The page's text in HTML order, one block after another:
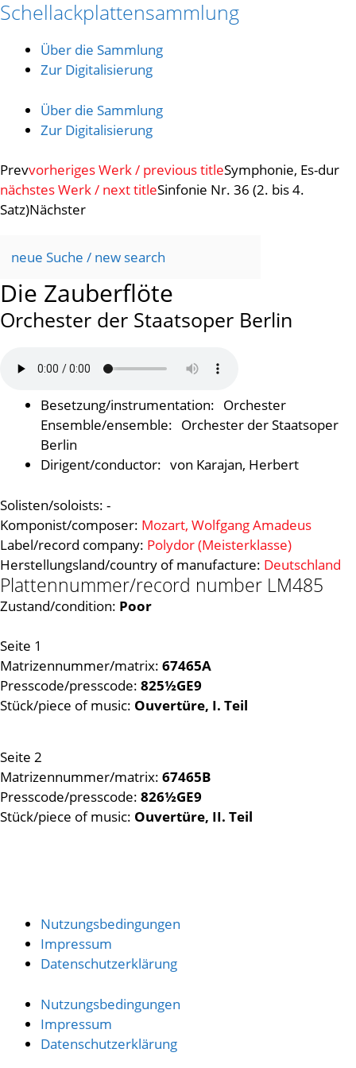
Zum
springen
Schellackplattensammlung
Über die Sammlung
Zur Digitalisierung
Über die Sammlung
Zur Digitalisierung
Prevvorheriges Werk / previous titleSymphonie, Es-dur
nächstes Werk / next titleSinfonie Nr. 36 (2. bis 4.
Satz)Nächster
neue Suche / new search
Die Zauberflöte
Orchester der Staatsoper Berlin
Orchester
Orchester der Staatsoper
Berlin
von Karajan, Herbert
Solisten/soloists: -
Komponist/composer: Mozart, Wolfgang Amadeus
Label/record company: Polydor (Meisterklasse)
Herstellungsland/country of manufacture: Deutschland
Plattennummer/record number LM485
Zustand/condition: Poor
Seite 1
Matrizennummer/matrix: 67465A
Presscode/presscode: 825½GE9
Stück/piece of music: Ouvertüre, I. Teil
Seite 2
Matrizennummer/matrix: 67465B
Presscode/presscode: 826½GE9
Stück/piece of music: Ouvertüre, II. Teil
Nutzungsbedingungen
Impressum
Datenschutzerklärung
Nutzungsbedingungen
Impressum
Datenschutzerklärung